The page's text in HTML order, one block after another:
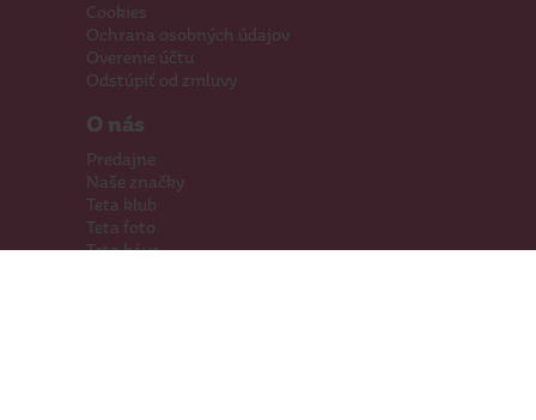
Cookies
Ochrana osobných údajov
Overenie účtu
Odstúpiť od zmluvy
O nás
Predajne
Naše značky
Teta klub
Teta foto
Teta káva